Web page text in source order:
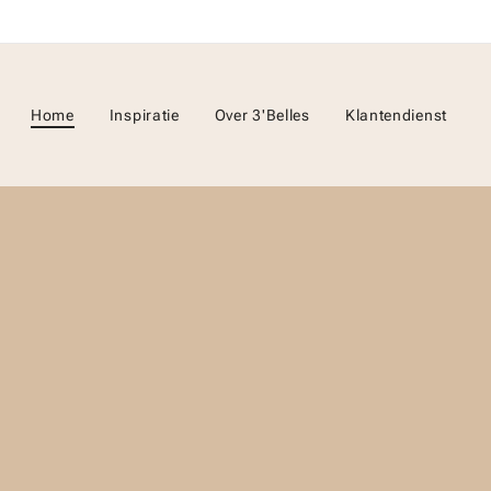
Home Inspiratie Over 3'Belles Klantendienst